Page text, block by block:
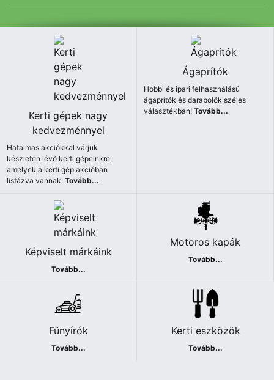
Kerti gépek nagy
kedvezménnyel
Hatalmas akciókkal várjuk
készleten lévő kerti gépeinkre,
amelyek a kerti gép akcióban
listázva vannak.Tovább...
Ágaprítók
Hobbi és ipari felhasználású
ágaprítók és darabolók széles
választékban!Tovább...
Képviselt márkáink
Tovább...
Motoros kapák
Tovább...
Fűnyírók
Tovább...
Kerti eszközök
Tovább...